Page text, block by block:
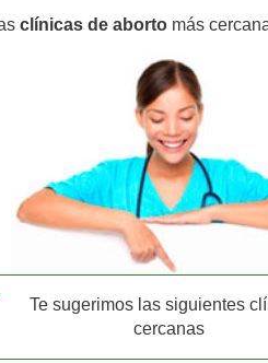
clínicas de aborto más
Te sugerimos las siguientes
cercanas